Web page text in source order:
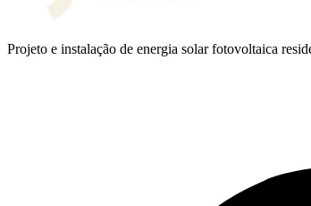
Projeto e instalação de energia solar fotovoltaica